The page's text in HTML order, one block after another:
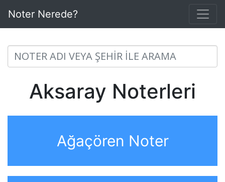
Noter Nerede?
Aksaray Noterleri
Ağaçören Noter